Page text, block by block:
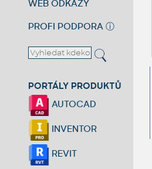
WEB ODKAZY
PROFI PODPORA ⓘ
PORTÁLY PRODUKTŮ
AUTOCAD
INVENTOR
REVIT